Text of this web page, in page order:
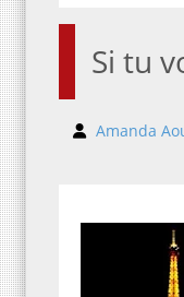
Si tu
Amanda